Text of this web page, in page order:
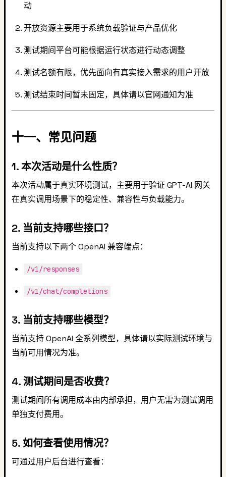
动
开放资源主要用于系统负载验证与产品优化
测试期间平台可能根据运行状态进行动态调整
测试名额有限，优先面向有真实接入需求的用户开放
测试结束时间暂未固定，具体请以官网通知为准
十一、常见问题
1. 本次活动是什么性质？
本次活动属于真实环境测试，主要用于验证 GPT-AI 网关
在真实调用场景下的稳定性、兼容性与负载能力。
2. 当前支持哪些接口？
当前支持以下两个 OpenAI 兼容端点：
/v1/responses
/v1/chat/completions
3. 当前支持哪些模型？
当前支持 OpenAI 全系列模型，具体请以实际测试环境与
当前可用情况为准。
4. 测试期间是否收费？
测试期间所有调用成本由内部承担，用户无需为测试调用
单独支付费用。
5. 如何查看使用情况？
可通过用户后台进行查看：